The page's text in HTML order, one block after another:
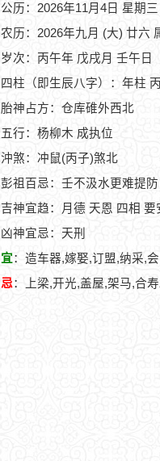
公历：2026年11月4日 星期
农历：2026年九月 (大) 廿六
岁次：丙午年 戊戌月 壬午日
四柱（即生辰八字）：年柱
胎神占方：仓库碓外西北
五行：杨柳木 成执位
沖煞：冲鼠(丙子)煞北
彭祖百忌：壬不汲水更难提
吉神宜趋：月德 天恩 四相
凶神宜忌：天刑
宜：造车器,嫁娶,订盟,纳采,
忌：上梁,开光,盖屋,架马,合